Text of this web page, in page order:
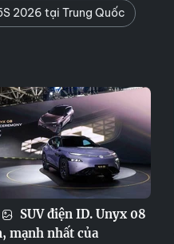
2026 tại Trung Quốc
SUV điện ID. Unyx 08
mạnh nhất của